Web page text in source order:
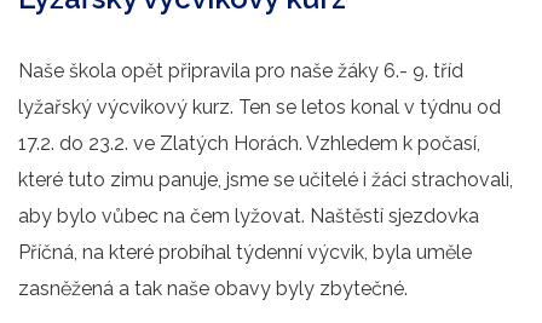
Naše škola opět připravila pro naše žáky 6.- 9. tříd
lyžařský výcvikový kurz. Ten se letos konal v týdnu od
17.2. do 23.2. ve Zlatých Horách. Vzhledem k počasí,
které tuto zimu panuje, jsme se učitelé i žáci strachovali,
aby bylo vůbec na čem lyžovat. Naštěstí sjezdovka
Příčná, na které probíhal týdenní výcvik, byla uměle
zasněžená a tak naše obavy byly zbytečné.